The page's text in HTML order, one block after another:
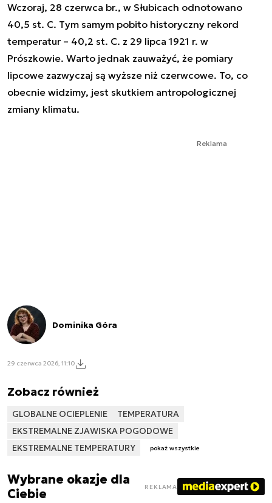
Wczoraj, 28 czerwca br., w Słubicach odnotowano
40,5 st. C. Tym samym pobito historyczny rekord
temperatur – 40,2 st. C. z 29 lipca 1921 r. w
Prószkowie. Warto jednak zauważyć, że pomiary
lipcowe zazwyczaj są wyższe niż czerwcowe. To, co
obecnie widzimy, jest skutkiem antropologicznej
zmiany klimatu.
Reklama
Dominika Góra
29 czerwca 2026, 11:10
Zobacz również
GLOBALNE OCIEPLENIE
TEMPERATURA
EKSTREMALNE ZJAWISKA POGODOWE
EKSTREMALNE TEMPERATURY
pokaż wszystkie
Wybrane okazje dla
Ciebie
REKLAMA